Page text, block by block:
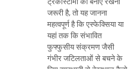
जरूरी है, तो यह जानना
महत्वपूर्ण है कि एस्फेक्सिया या
यहां तक ​​कि संभावित
फुफ्फुसीय संक्रमण जैसी
गंभीर जटिलताओं से बचने के
लिए सावधानी से देखभाल कैसे